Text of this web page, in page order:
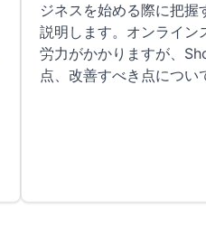
ジネスを始める際に把握
説明します。オンライン
労力がかかりますが、
点、改善すべき点につい